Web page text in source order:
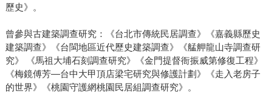
歷史》。
曾參與古建築調查研究：《台北市傳統民居調查》《嘉義縣歷史
建築調查》《台閩地區近代歷史建築調查》《艋舺龍山寺調查研
究》 《馬祖大埔石刻調查研究》《金門提督衙振威第修復工程》
《梅鏡傅芳—台中大甲頂店梁宅研究與修護計劃》《走入老房子
的世界》《桃園守護網桃園民居組調查研究》。